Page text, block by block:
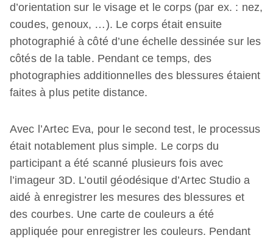
d’orientation sur le visage et le corps (par ex. : nez,
coudes, genoux, …). Le corps était ensuite
photographié à côté d’une échelle dessinée sur les
côtés de la table. Pendant ce temps, des
photographies additionnelles des blessures étaient
faites à plus petite distance.
Avec l’Artec Eva, pour le second test, le processus
était notablement plus simple. Le corps du
participant a été scanné plusieurs fois avec
l’imageur 3D. L’outil géodésique d’Artec Studio a
aidé à enregistrer les mesures des blessures et
des courbes. Une carte de couleurs a été
appliquée pour enregistrer les couleurs. Pendant